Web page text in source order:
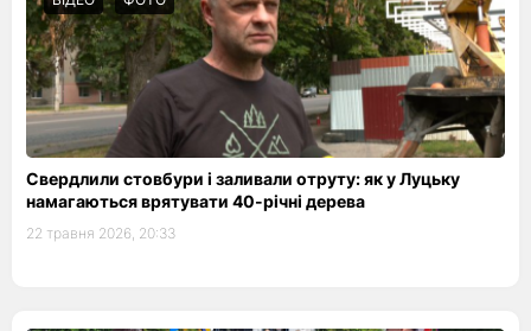
Свердлили стовбури і заливали отруту: як у Луцьку
намагаються врятувати 40-річні дерева
22 травня 2026, 20:33